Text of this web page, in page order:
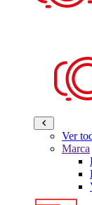
Ver
Marca